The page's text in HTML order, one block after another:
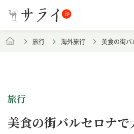
旅行 海外旅行 美食の街バ
旅行
美食の街バルセロナ